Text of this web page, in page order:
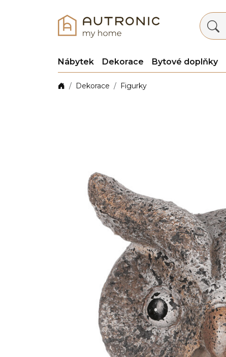
Nábytek Dekorace Bytové doplňky
Dekorace Figurky